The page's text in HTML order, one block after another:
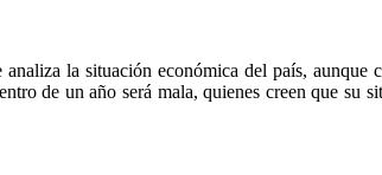
analiza la situación económica del país,
de un año será mala, quienes creen que